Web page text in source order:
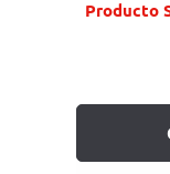
Producto